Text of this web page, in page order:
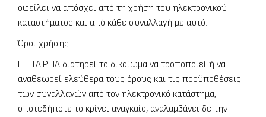
οφείλει να απόσχει από τη χρήση του ηλεκτρονικού
καταστήματος και από κάθε συναλλαγή με αυτό.
Όροι χρήσης
Η ΕΤΑΙΡΕΙΑ διατηρεί το δικαίωμα να τροποποιεί ή να
αναθεωρεί ελεύθερα τoυς όρους και τις προϋποθέσεις
των συναλλαγών από τον ηλεκτρονικό κατάστημα,
οποτεδήποτε το κρίνει αναγκαίο, αναλαμβάνει δε την